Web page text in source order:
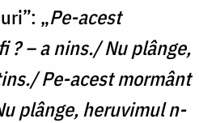
„Pe-acest
? – a nins./ Nu plânge,
Pe-acest mormânt
plânge, heruvimul n-